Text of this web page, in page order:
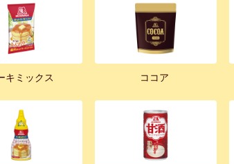
キミックス ココア